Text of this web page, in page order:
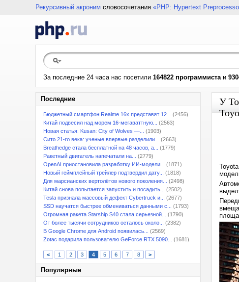
Рекурсивный акроним словосочетания «PHP: Hypertext
За последние 24 часа нас посетили 164822 программистаи
Последние
Бюджетный смартфон Realme 16x представят 12...
(2456)
Китай подвесил над морем 16-мегаваттную...
(2563)
Новая статья: Kusan: City of Wolves —...
(1903)
Сито 21-го века: ученые впервые разделили...
(2663)
Breathedge стала бесплатной на 48 часов, а...
(1779)
Ракетный двигатель напечатали на...
(2779)
OpenAI приостановила разработку ИИ-модели...
(1871)
Новый геймплейный трейлер подтвердил дату...
(1818)
Для марсианских вертолётов нового поколения...
(2498)
Китай снова попытается запустить и посадить...
(2502)
Tesla признала массовый дефект Cybertruck и...
(2677)
SSD научатся быстрее обмениваться данными с...
(1793)
Огромная ракета Starship S40 стала серьезной...
(1790)
От более тысячи сотрудников осталось около...
(2382)
В Google Chrome для Android появилась...
(2569)
Zotac подарила пользователю GeForce RTX 5090...
(1681)
< 1 2 3 4 5 6 7 8 >
Популярные
У